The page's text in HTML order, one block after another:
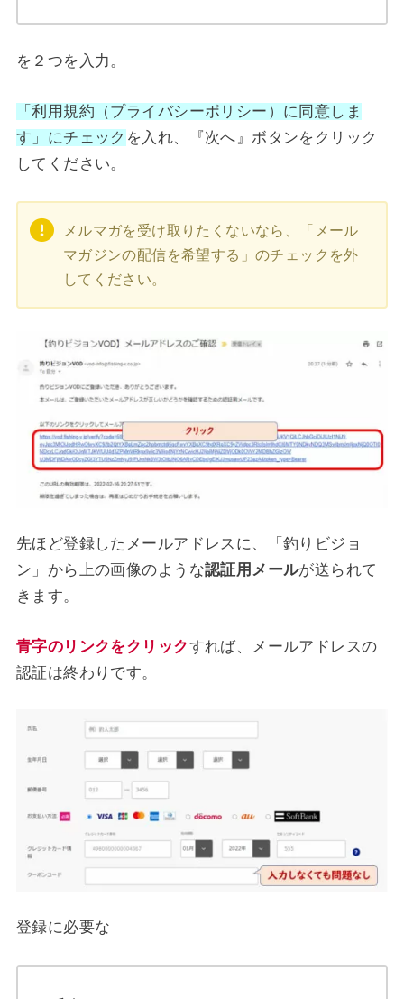
を２つを入力。
「利用規約（プライバシーポリシー）に同意しま
す」にチェック を入れ、『次へ』ボタンをクリック
してください。
メルマガを受け取りたくないなら、「メール
マガジンの配信を希望する」のチェックを外
してください。
先ほど登録したメールアドレスに、「釣りビジョ
ン」から上の画像のような認証用メールが送られて
きます。
青字のリンクをクリックすれば、メールアドレスの
認証は終わりです。
登録に必要な